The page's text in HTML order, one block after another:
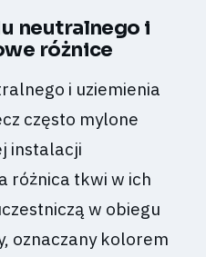
neutralnego i
różnice
i uziemienia
często mylone
instalacji
różnica tkwi w ich
w obiegu
oznaczany kolorem